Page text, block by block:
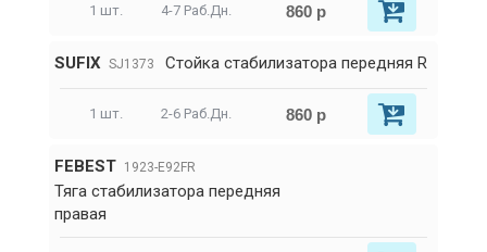
1 шт. 4-7 Раб.Дн. 860 р
SUFIX SJ1373 Стойка стабилизатора передняя R
1 шт. 2-6 Раб.Дн. 860 р
FEBEST 1923-E92FR
Тяга стабилизатора передняя
правая